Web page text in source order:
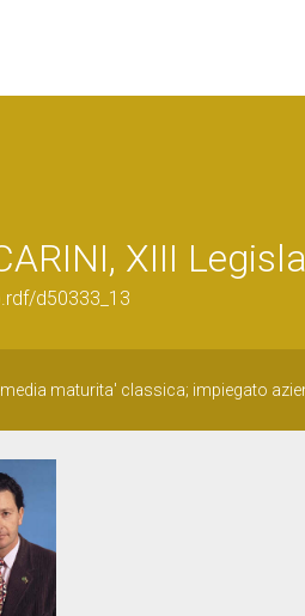
XIII
d50333_13
media maturita' classica; impiegato